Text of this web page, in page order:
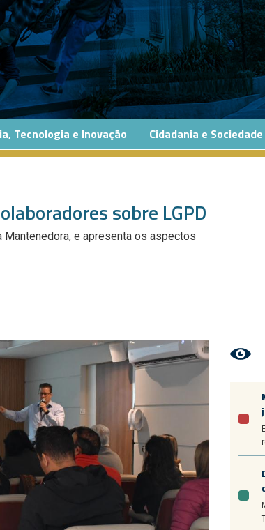
Tecnologia e Inovação Cidadania e Sociedade
sobre LGPD
e apresenta os aspectos